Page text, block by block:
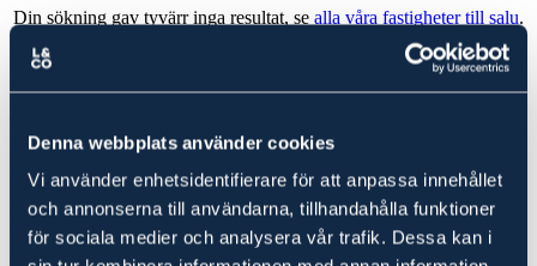
Denna webbplats använder cookies
Vi använder enhetsidentifierare för att anpassa innehållet
och annonserna till användarna, tillhandahålla funktioner
för sociala medier och analysera vår trafik. Dessa kan i
Din sökning gav tyvärr inga resultat, se alla våra fastigheter till salu.
Ludvig & Co Fastighetsförmedling är landets största förmedlare av
skog- och lantbruksfastigheter. Vi hjälper också varje år många
kunder att köpa en fastighet genom att ge rådgivning till spekulanter
i form av köp- och investeringskalkyler samt värdering.